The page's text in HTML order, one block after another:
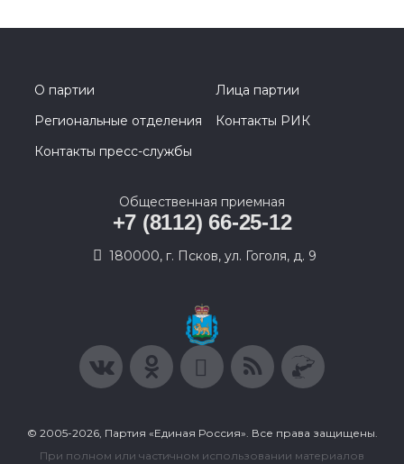
О партии
Лица партии
Региональные отделения
Контакты РИК
Контакты пресс-службы
Общественная приемная
+7 (8112) 66-25-12
180000, г. Псков, ул. Гоголя, д. 9
© 2005-2026, Партия «Единая Россия». Все права защищены.
При полном или частичном использовании материалов